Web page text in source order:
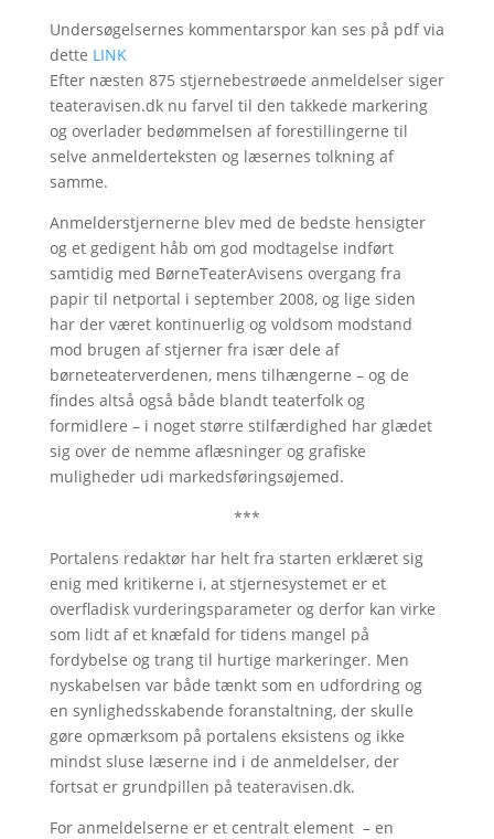
Undersøgelsernes kommentarspor kan ses på pdf via
dette LINK
Efter næsten 875 stjernebestrøede anmeldelser siger
teateravisen.dk nu farvel til den takkede markering
og overlader bedømmelsen af forestillingerne til
selve anmelderteksten og læsernes tolkning af
samme.
Anmelderstjernerne blev med de bedste hensigter
og et gedigent håb om god modtagelse indført
samtidig med BørneTeaterAvisens overgang fra
papir til netportal i september 2008, og lige siden
har der været kontinuerlig og voldsom modstand
mod brugen af stjerner fra især dele af
børneteaterverdenen, mens tilhængerne – og de
findes altså også både blandt teaterfolk og
formidlere – i noget større stilfærdighed har glædet
sig over de nemme aflæsninger og grafiske
muligheder udi markedsføringsøjemed.
***
Portalens redaktør har helt fra starten erklæret sig
enig med kritikerne i, at stjernesystemet er et
overfladisk vurderingsparameter og derfor kan virke
som lidt af et knæfald for tidens mangel på
fordybelse og trang til hurtige markeringer. Men
nyskabelsen var både tænkt som en udfordring og
en synlighedsskabende foranstaltning, der skulle
gøre opmærksom på portalens eksistens og ikke
mindst sluse læserne ind i de anmeldelser, der
fortsat er grundpillen på teateravisen.dk.
For anmeldelserne er et centralt element – en